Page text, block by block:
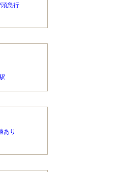
頭急行
あり